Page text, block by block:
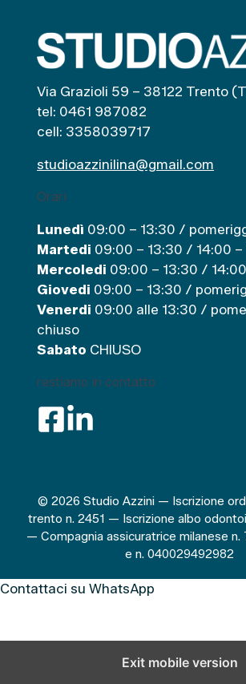
Via Grazioli 59 – 38122 Trento
tel: 0461 987082
cell: 3358039717
studioazzinilina@gmail.com
Orari
Lunedì 09:00 – 13:30 /
Martedi 09:00 – 13:30 / 14:00 –
Mercoledi 09:00 – 13:30 /
Giovedi 09:00 – 13:30 /
Venerdi 09:00 alle 13:30 /
chiuso
Sabato CHIUSO
restiamo in contatto
© 2026 Studio Azzini — Iscrizione
trento n. 2451 — Iscrizione albo
— Compagnia assicuratrice milanese
e n. 040029492982
Contattaci su WhatsApp
Exit mobile version